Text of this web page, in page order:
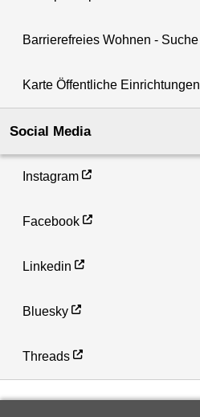
Barrierefreies Wohnen - Suche
Karte Öffentliche Einrichtungen
Social Media
Instagram
Facebook
Linkedin
Bluesky
Threads